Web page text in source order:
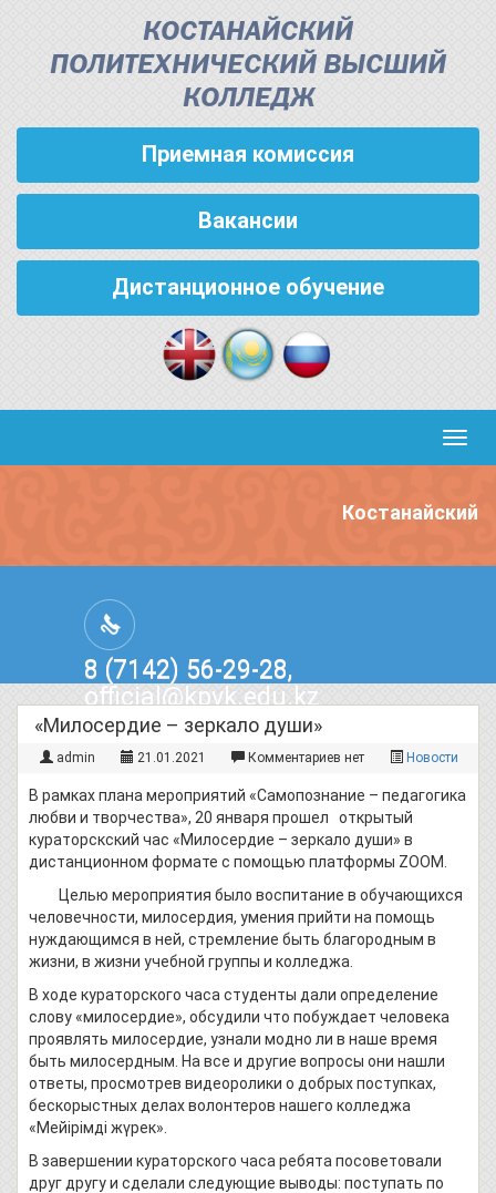
КОСТАНАЙСКИЙ
ПОЛИТЕХНИЧЕСКИЙ ВЫСШИЙ
КОЛЛЕДЖ
Приемная комиссия
Вакансии
Дистанционное обучение
Костанайский
8 (7142) 56-29-28,
official@kpvk.edu.kz
г.Костанай, Проспект Кобыланды
Батыра, 3
«Милосердие – зеркало души»
admin 21.01.2021 Комментариев нет Новости
В рамках плана мероприятий «Самопознание – педагогика
любви и творчества», 20 января прошел открытый
кураторскский час «Милосердие – зеркало души» в
дистанционном формате с помощью платформы ZOOM.
Целью мероприятия было воспитание в обучающихся
человечности, милосердия, умения прийти на помощь
нуждающимся в ней, стремление быть благородным в
жизни, в жизни учебной группы и колледжа.
В ходе кураторского часа студенты дали определение
слову «милосердие», обсудили что побуждает человека
проявлять милосердие, узнали модно ли в наше время
быть милосердным. На все и другие вопросы они нашли
ответы, просмотрев видеоролики о добрых поступках,
бескорыстных делах волонтеров нашего колледжа
«Мейірімді жүрек».
В завершении кураторского часа ребята посоветовали
друг другу и сделали следующие выводы: поступать по